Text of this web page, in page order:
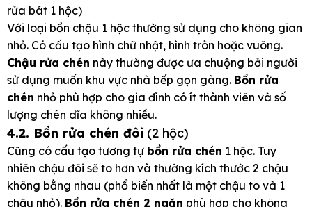
rửa bát 1 hộc)
Với loại bồn chậu 1 hộc thường sử dụng cho không gian
nhỏ. Có cấu tạo hình chữ nhật, hình tròn hoặc vuông.
Chậu rửa chén này thường được ưa chuộng bởi người
sử dụng muốn khu vực nhà bếp gọn gàng. Bồn rửa
chén nhỏ phù hợp cho gia đình có ít thành viên và số
lượng chén dĩa không nhiều.
4.2. Bồn rửa chén đôi (2 hộc)
Cũng có cấu tạo tương tự bồn rửa chén 1 hộc. Tuy
nhiên chậu đôi sẽ to hơn và thường kích thước 2 chậu
không bằng nhau (phổ biến nhất là một chậu to và 1
chậu nhỏ). Bồn rửa chén 2 ngăn phù hợp cho không